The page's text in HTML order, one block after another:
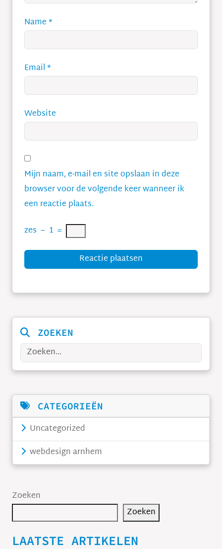
Name*
Email*
Website
Mijn naam, e-mail en site opslaan in deze
browser voor de volgende keer wanneer ik
een reactie plaats.
zes − 1 =
Reactie plaatsen
ZOEKEN
Zoeken
CATEGORIEËN
Uncategorized
webdesign arnhem
Zoeken
Zoeken
LAATSTE ARTIKELEN